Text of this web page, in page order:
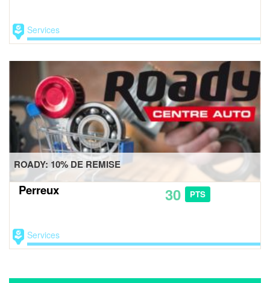
Services
ROADY: 10% DE REMISE
Perreux 30 PTS
Services